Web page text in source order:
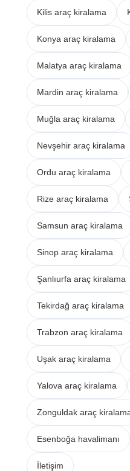
Kilis araç kiralama
Konya araç kiralama
Malatya araç kiralama
Mardin araç kiralama
Muğla araç kiralama
Nevşehir araç kiralama
Ordu araç kiralama
Rize araç kiralama
Samsun araç kiralama
Sinop araç kiralama
Şanlıurfa araç kiralama
Tekirdağ araç kiralama
Trabzon araç kiralama
Uşak araç kiralama
Yalova araç kiralama
Zonguldak araç
Esenboğa havalimanı
İletişim